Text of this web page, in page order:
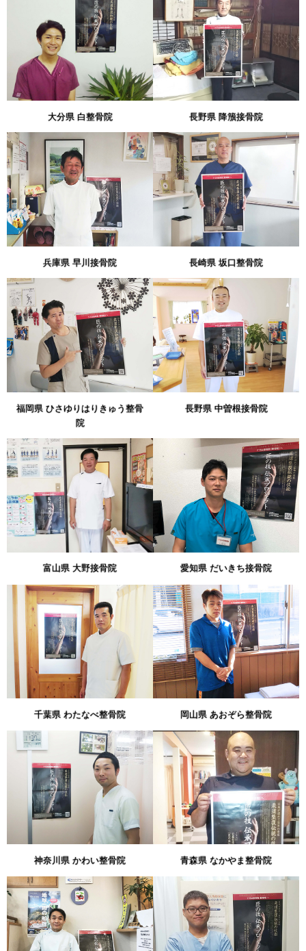
大分県 白整骨院 長野県 降籏接骨院
兵庫県 早川接骨院 長崎県 坂口整骨院
福岡県 ひさゆりはりきゅう整骨
院
長野県 中曽根接骨院
富山県 大野接骨院 愛知県 だいきち接骨院
千葉県 わたなべ整骨院 岡山県 あおぞら整骨院
神奈川県 かわい整骨院 青森県 なかやま整骨院